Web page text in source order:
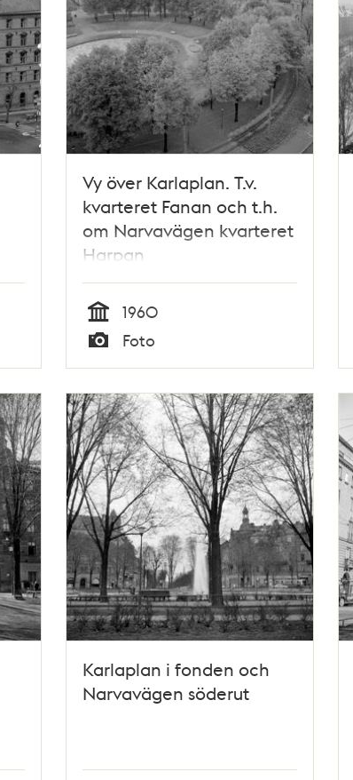
Vy över Karlaplan. T.v.
kvarteret Fanan och t.h.
om Narvavägen kvarteret
Harpan
Tid
1960
Typ
Foto
Karlaplan i fonden och
Narvavägen söderut